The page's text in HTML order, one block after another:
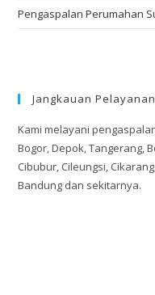
Pengaspalan Perumahan
Jangkauan
Kami melayani
Bogor, Depok, Tangerang,
Cibubur, Cileungsi,
Bandung dan sekitarnya.